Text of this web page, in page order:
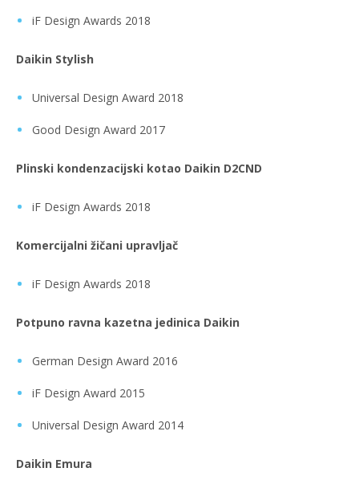
iF Design Awards 2018
Daikin Stylish
Universal Design Award 2018
Good Design Award 2017
Plinski kondenzacijski kotao Daikin D2CND
iF Design Awards 2018
Komercijalni žičani upravljač
iF Design Awards 2018
Potpuno ravna kazetna jedinica Daikin
German Design Award 2016
iF Design Award 2015
Universal Design Award 2014
Daikin Emura